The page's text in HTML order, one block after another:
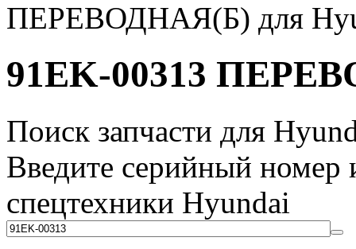
ПЕРЕВОДНАЯ(Б) для
91EK-00313
Поиск запчасти для
Введите серийный номер
спецтехники Hyundai